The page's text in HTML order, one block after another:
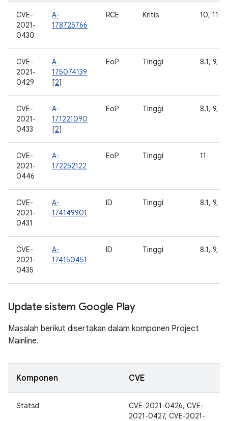
CVE-
2021-
0430
A-
178725766
RCE Kritis 10, 11
CVE-
2021-
0429
A-
175074139
[2]
EoP Tinggi 8.1, 9,
CVE-
2021-
0433
A-
171221090
[2]
EoP Tinggi 8.1, 9,
CVE-
2021-
0446
A-
172252122
EoP Tinggi 11
CVE-
2021-
0431
A-
174149901
ID Tinggi 8.1, 9,
CVE-
2021-
0435
A-
174150451
ID Tinggi 8.1, 9,
Update sistem Google Play
Masalah berikut disertakan dalam komponen Project
Mainline.
Komponen CVE
Statsd
CVE-2021-0426, CVE-
2021-0427, CVE-2021-